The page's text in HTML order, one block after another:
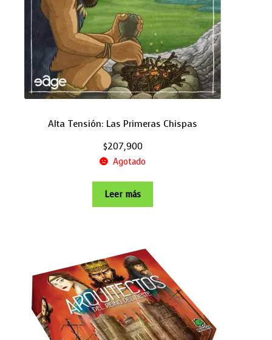
Alta Tensión: Las Primeras Chispas
$207,900
Agotado
Leer más